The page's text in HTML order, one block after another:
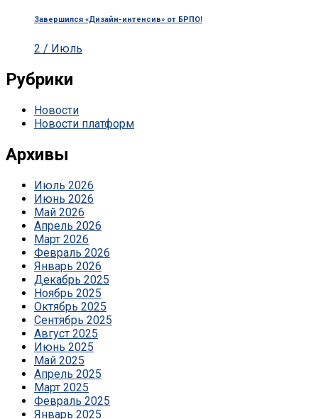
Завершился «Дизайн-интенсив» от БРПО!
2 / Июль
Рубрики
Новости
Новости платформ
Архивы
Июль 2026
Июнь 2026
Май 2026
Апрель 2026
Март 2026
Февраль 2026
Январь 2026
Декабрь 2025
Ноябрь 2025
Октябрь 2025
Сентябрь 2025
Август 2025
Июнь 2025
Май 2025
Апрель 2025
Март 2025
Февраль 2025
Январь 2025